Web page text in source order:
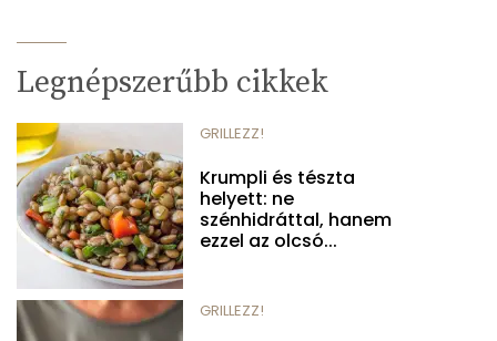
Legnépszerűbb cikkek
GRILLEZZ!
Krumpli és tészta
helyett: ne
szénhidráttal, hanem
ezzel az olcsó...
GRILLEZZ!